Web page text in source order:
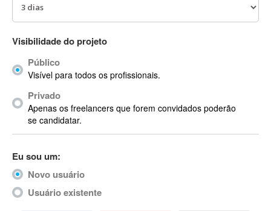
ACID Pro
ACPI
Acrobat
Acrobat X
Acronis
ACT
Actimize
ActionScript
ActionScript 3
Visibilidade do projeto
Público
Visível para todos os profissionais.
Privado
Apenas os freelancers que forem convidados poderão
se candidatar.
Eu sou um:
Novo usuário
Usuário existente